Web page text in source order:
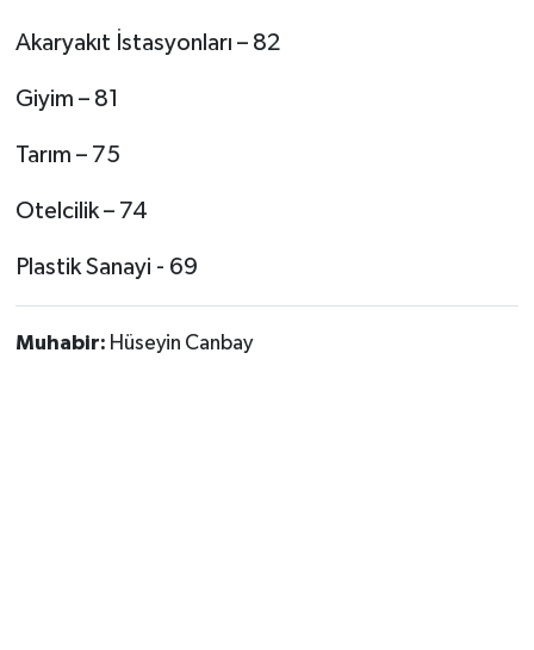
Akaryakıt İstasyonları – 82
Giyim – 81
Tarım – 75
Otelcilik – 74
Plastik Sanayi - 69
Muhabir: Hüseyin Canbay